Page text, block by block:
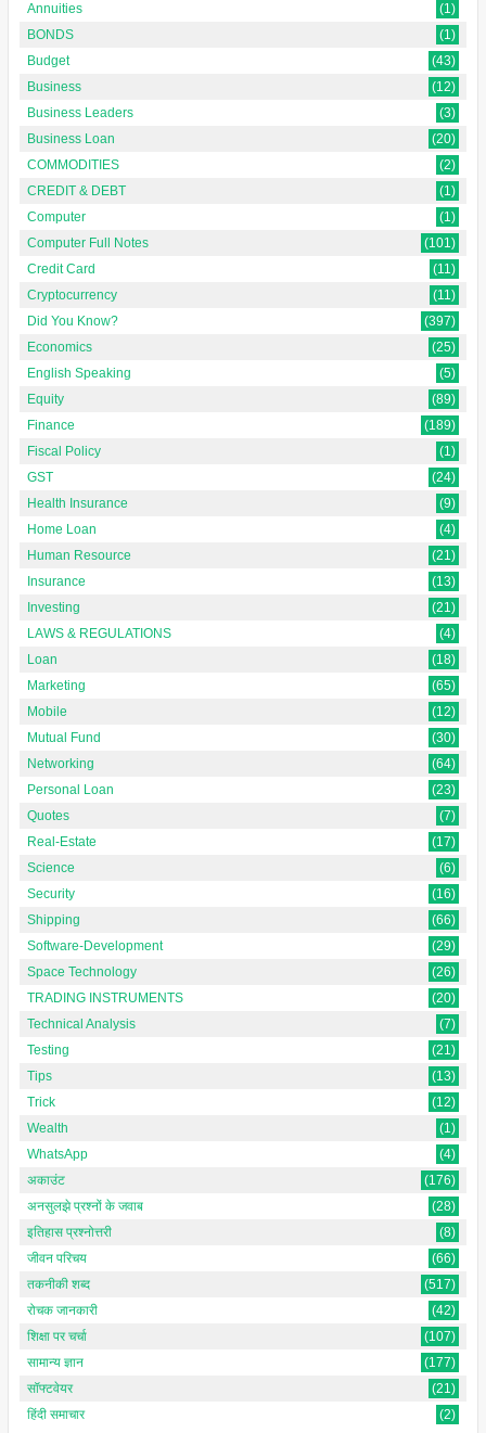
Annuities
(1)
BONDS
(1)
Budget
(43)
Business
(12)
Business Leaders
(3)
Business Loan
(20)
COMMODITIES
(2)
CREDIT & DEBT
(1)
Computer
(1)
Computer Full Notes
(101)
Credit Card
(11)
Cryptocurrency
(11)
Did You Know?
(397)
Economics
(25)
English Speaking
(5)
Equity
(89)
Finance
(189)
Fiscal Policy
(1)
GST
(24)
Health Insurance
(9)
Home Loan
(4)
Human Resource
(21)
Insurance
(13)
Investing
(21)
LAWS & REGULATIONS
(4)
Loan
(18)
Marketing
(65)
Mobile
(12)
Mutual Fund
(30)
Networking
(64)
Personal Loan
(23)
Quotes
(7)
Real-Estate
(17)
Science
(6)
Security
(16)
Shipping
(66)
Software-Development
(29)
Space Technology
(26)
TRADING INSTRUMENTS
(20)
Technical Analysis
(7)
Testing
(21)
Tips
(13)
Trick
(12)
Wealth
(1)
WhatsApp
(4)
अकाउंट
(176)
अनसुलझे प्रश्नों के जवाब
(28)
इतिहास प्रश्नोत्तरी
(8)
जीवन परिचय
(66)
तकनीकी शब्द
(517)
रोचक जानकारी
(42)
शिक्षा पर चर्चा
(107)
सामान्य ज्ञान
(177)
सॉफ्टवेयर
(21)
हिंदी समाचार
(2)